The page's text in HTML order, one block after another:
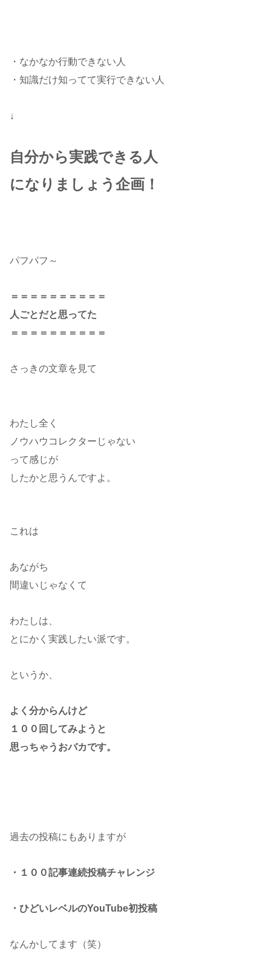
・なかなか行動できない人
・知識だけ知ってて実行できない人
↓
自分から実践できる人
になりましょう企画！
パフパフ～
＝＝＝＝＝＝＝＝＝＝
人ごとだと思ってた
＝＝＝＝＝＝＝＝＝＝
さっきの文章を見て
わたし全く
ノウハウコレクターじゃない
って感じが
したかと思うんですよ。
これは
あながち
間違いじゃなくて
わたしは、
とにかく実践したい派です。
というか、
よく分からんけど
１００回してみようと
思っちゃうおバカです。
過去の投稿にもありますが
・１００記事連続投稿チャレンジ
・ひどいレベルのYouTube初投稿
なんかしてます（笑）